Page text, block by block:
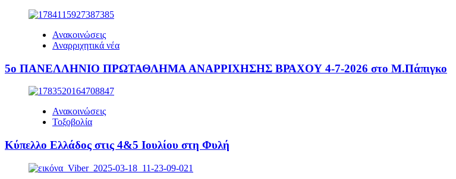
Ανακοινώσεις
Αναρριχητικά νέα
5ο ΠΑΝΕΛΛΗΝΙΟ ΠΡΩΤΑΘΛΗΜΑ ΑΝΑΡΡΙΧΗΣΗΣ ΒΡΑΧΟΥ 4-7-2026 στο Μ.Πάπιγκο
Ανακοινώσεις
Τοξοβολία
Κύπελλο Ελλάδος στις 4&5 Ιουλίου στη Φυλή